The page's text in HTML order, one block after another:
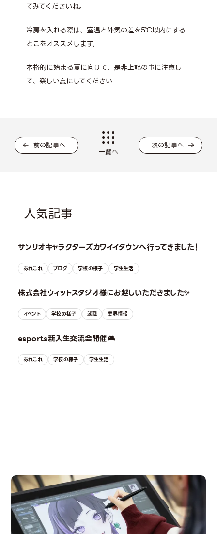
てみてくださいね。
冷房を入れる際は、室温と外気の差を5℃以内にする
とこをオススメします。
本格的に始まる夏に向けて、是非上記の事に注意し
て、楽しい夏にしてください
前の記事へ
一覧へ
次の記事へ
人気記事
サンリオキャラクターズカワイイタウンへ行ってきました！
あれこれ ブログ 学校の様子 学生生活
株式会社ウィットスタジオ様にお越しいただきました✨
イベント 学校の様子 就職 業界情報
esports新入生交流会開催🎮
あれこれ 学校の様子 学生生活